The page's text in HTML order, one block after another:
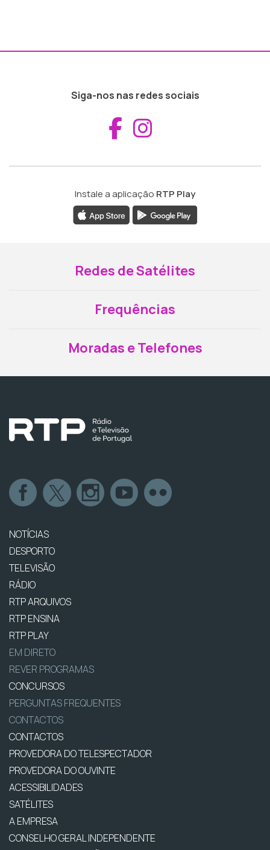
Siga-nos nas redes sociais
Aceder ao
Instale a aplicação RTP Play
Redes de Satélites
Frequências
Moradas e Telefones
NOTÍCIAS
DESPORTO
TELEVISÃO
RÁDIO
RTP ARQUIVOS
RTP ENSINA
RTP PLAY
EM DIRETO
REVER PROGRAMAS
CONCURSOS
PERGUNTAS FREQUENTES
CONTACTOS
CONTACTOS
PROVEDORA DO TELESPECTADOR
PROVEDORA DO OUVINTE
ACESSIBILIDADES
SATÉLITES
A EMPRESA
CONSELHO GERAL INDEPENDENTE